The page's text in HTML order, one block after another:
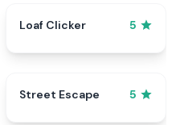
Loaf Clicker 5
Street Escape 5